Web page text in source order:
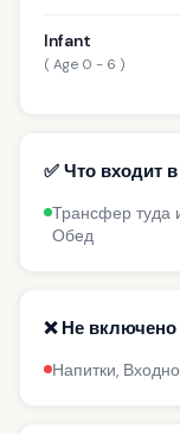
Infant
( Age 0 - 6 )
✅ Что входит
Трансфер туда
Обед
❌ Не включено
Напитки,